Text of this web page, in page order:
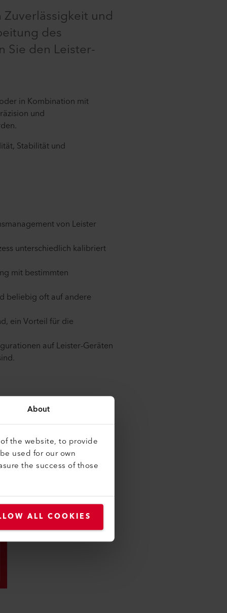
About
the website, to provide
used for our own
the success of those
ALL COOKIES
und
des
Sie den Leister-
in Kombination mit
und
Stabilität und
von Leister
unterschiedlich kalibriert
mit bestimmten
beliebig oft auf andere
ein Vorteil für die
auf Leister-Geräten